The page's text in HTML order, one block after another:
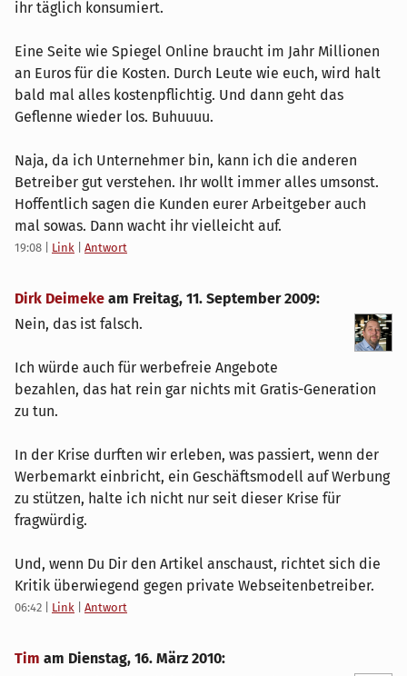
ihr täglich konsumiert.
Eine Seite wie Spiegel Online braucht im Jahr Millionen
an Euros für die Kosten. Durch Leute wie euch, wird halt
bald mal alles kostenpflichtig. Und dann geht das
Geflenne wieder los. Buhuuuu.
Naja, da ich Unternehmer bin, kann ich die anderen
Betreiber gut verstehen. Ihr wollt immer alles umsonst.
Hoffentlich sagen die Kunden eurer Arbeitgeber auch
mal sowas. Dann wacht ihr vielleicht auf.
19:08 Link Antwort
Dirk Deimeke am Freitag, 11. September 2009:
Nein, das ist falsch.
Ich würde auch für werbefreie Angebote
bezahlen, das hat rein gar nichts mit Gratis-Generation
zu tun.
In der Krise durften wir erleben, was passiert, wenn der
Werbemarkt einbricht, ein Geschäftsmodell auf Werbung
zu stützen, halte ich nicht nur seit dieser Krise für
fragwürdig.
Und, wenn Du Dir den Artikel anschaust, richtet sich die
Kritik überwiegend gegen private Webseitenbetreiber.
06:42 Link Antwort
Tim am Dienstag, 16. März 2010: